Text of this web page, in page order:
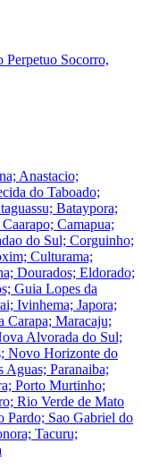
Perpetuo Socorro,
Anastacio;
do Taboado;
Bataypora;
Camapua;
do Sul; Corguinho;
Culturama;
Dourados; Eldorado;
Guia Lopes da
Ivinhema; Japora;
Carapa; Maracaju;
Alvorada do Sul;
Novo Horizonte do
Aguas; Paranaiba;
Porto Murtinho;
Rio Verde de Mato
Pardo; Sao Gabriel do
Tacuru;